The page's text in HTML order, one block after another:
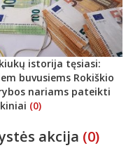
istorija tęsiasi:
buvusiems Rokiškio
nariams pateikti
(0)
akcija (0)